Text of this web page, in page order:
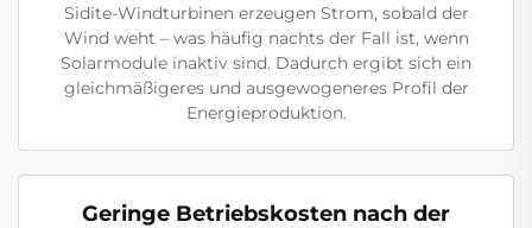
Sidite-Windturbinen erzeugen Strom, sobald der
Wind weht – was häufig nachts der Fall ist, wenn
Solarmodule inaktiv sind. Dadurch ergibt sich ein
gleichmäßigeres und ausgewogeneres Profil der
Energieproduktion.
Geringe Betriebskosten nach der